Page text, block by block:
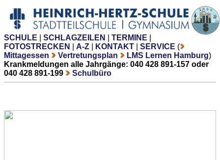
SCHULE SCHLAGZEILEN TERMINE
FOTOSTRECKEN
A-Z KONTAKT SERVICE (
Mittagessen
Vertretungsplan LMS Lernen Hamburg)
Krankmeldungen alle Jahrgänge: 040 428 891-157 oder
040 428 891-199
Schulbüro